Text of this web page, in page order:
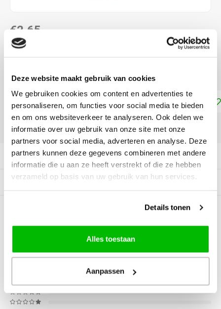
Deze website maakt gebruik van cookies
We gebruiken cookies om content en advertenties te
personaliseren, om functies voor social media te bieden
en om ons websiteverkeer te analyseren. Ook delen we
informatie over uw gebruik van onze site met onze
partners voor social media, adverteren en analyse. Deze
partners kunnen deze gegevens combineren met andere
informatie die u aan ze heeft verstrekt of die ze hebben
verzameld op basis van uw gebruik van hun services.
Details tonen
Alles toestaan
Aanpassen
€2,65
DIRECT LEVERBAAR
Naalddikte: 1.0 - 1.5 mm. 100% katoen Lees meer
Toevoegen aan winkelwagen
DELEN:
Productomschrijving
Gerelateerde producten
BEOORDELINGEN